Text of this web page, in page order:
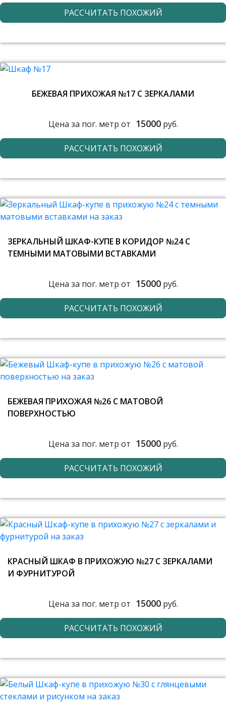
РАССЧИТАТЬ ПОХОЖИЙ
БЕЖЕВАЯ ПРИХОЖАЯ №17 С ЗЕРКАЛАМИ
Цена за пог. метр от 15000руб.
РАССЧИТАТЬ ПОХОЖИЙ
ЗЕРКАЛЬНЫЙ ШКАФ-КУПЕ В КОРИДОР №24 С
ТЕМНЫМИ МАТОВЫМИ ВСТАВКАМИ
Цена за пог. метр от 15000руб.
РАССЧИТАТЬ ПОХОЖИЙ
БЕЖЕВАЯ ПРИХОЖАЯ №26 С МАТОВОЙ
ПОВЕРХНОСТЬЮ
Цена за пог. метр от 15000руб.
РАССЧИТАТЬ ПОХОЖИЙ
КРАСНЫЙ ШКАФ В ПРИХОЖУЮ №27 С ЗЕРКАЛАМИ
И ФУРНИТУРОЙ
Цена за пог. метр от 15000руб.
РАССЧИТАТЬ ПОХОЖИЙ